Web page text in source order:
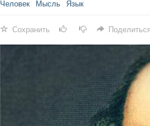
Человек Мысль Язык
Сохранить